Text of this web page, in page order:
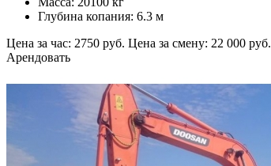
Глубина копания: 6.3 м
Цена за час: 2750 руб. Цена за смену: 22 000 руб.
Арендовать